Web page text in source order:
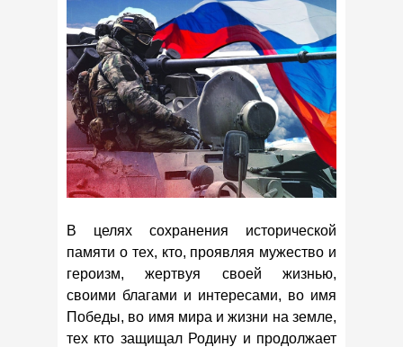
В целях сохранения исторической
памяти о тех, кто, проявляя мужество и
героизм, жертвуя своей жизнью,
своими благами и интересами, во имя
Победы, во имя мира и жизни на земле,
тех кто защищал Родину и продолжает